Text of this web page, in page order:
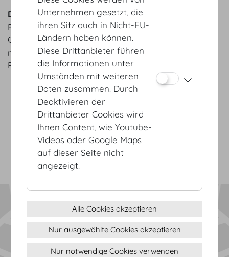
Desserts
Erdbeeren | Sauerrahm | Meringue
Cremige Schokoladentarte | Kokos-Labneh |
marinierte Erdbeeren | langer Pfeffer
Rhabarber Trifle | Vanillecreme | Pistazie
Datenschutz
Impressum
Sitemap
(c) 2026 Hofburg Vienna, Heldenplatz, 1010 Wien
Unternehmen gesetzt, die
ihren Sitz auch in Nicht-EU-
Ländern haben können.
Diese Drittanbieter führen
die Informationen unter
Umständen mit weiteren
Daten zusammen. Durch
Deaktivieren der
Drittanbieter Cookies wird
Ihnen Content, wie Youtube-
Videos oder Google Maps
auf dieser Seite nicht
angezeigt.
Alle Cookies akzeptieren
Nur ausgewählte Cookies akzeptieren
Nur notwendige Cookies verwenden